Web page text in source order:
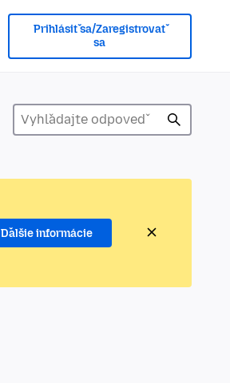
Prihlásiť sa/Zaregistrovať
sa
Ďalšie informácie